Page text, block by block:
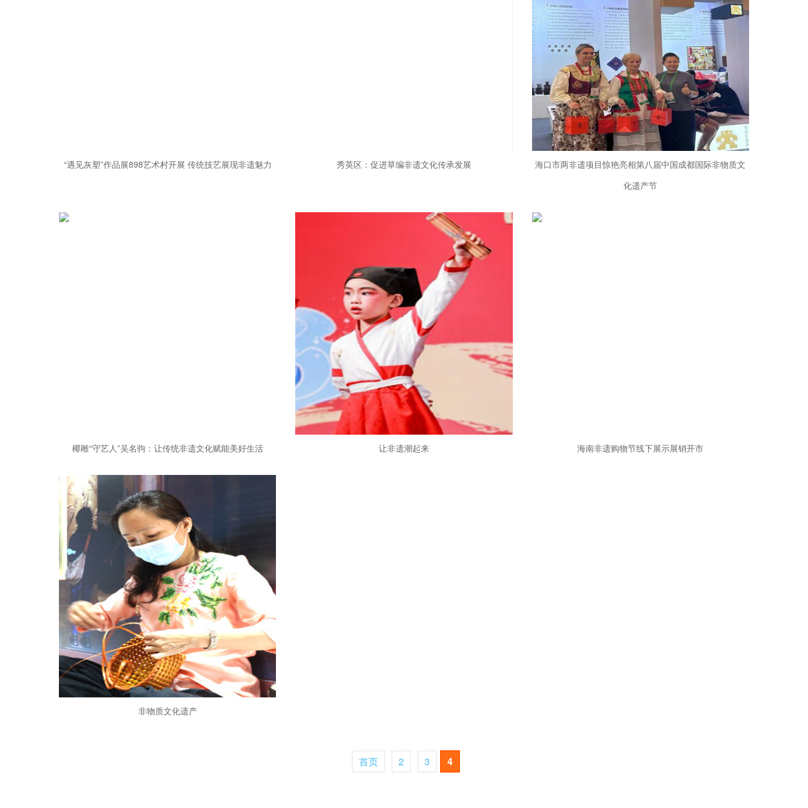
“遇见灰塑”作品展898艺术村开展 传统技艺展现非遗魅力 秀英区：促进草编非遗文化传承发展
海口市两非遗项目惊艳亮相第八届中国成都国际非物质文
化遗产节
椰雕“守艺人”吴名驹：让传统非遗文化赋能美好生活 让非遗潮起来 海南非遗购物节线下展示展销开市
非物质文化遗产
首页 2 3 4